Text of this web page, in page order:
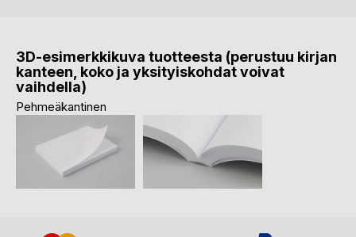
3D-esimerkkikuva tuotteesta (perustuu kirjan
kanteen, koko ja yksityiskohdat voivat
vaihdella)
Pehmeäkantinen